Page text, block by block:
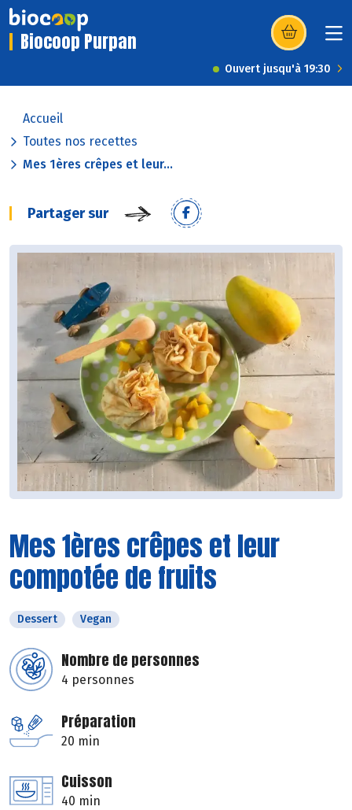
Biocoop Purpan (s’ouvre dans
Ouvert jusqu'à 19:30
Accueil
Toutes nos recettes
Mes 1ères crêpes et leur...
Partager sur
Mes 1ères crêpes et leur
compotée de fruits
Dessert Vegan
Nombre de personnes
4 personnes
Préparation
20 min
Cuisson
40 min